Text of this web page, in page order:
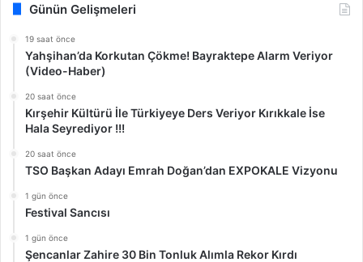
Günün Gelişmeleri
19 saat önce
Yahşihan’da Korkutan Çökme! Bayraktepe Alarm Veriyor
(Video-Haber)
20 saat önce
Kırşehir Kültürü İle Türkiyeye Ders Veriyor Kırıkkale İse
Hala Seyrediyor !!!
20 saat önce
TSO Başkan Adayı Emrah Doğan’dan EXPOKALE Vizyonu
1 gün önce
Festival Sancısı
1 gün önce
Şencanlar Zahire 30 Bin Tonluk Alımla Rekor Kırdı